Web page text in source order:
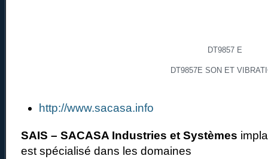
DT9857 E
DT9857E SON ET
http://www.sacasa.info
SAIS – SACASA Industries et Systèmes
est spécialisé dans les domaines